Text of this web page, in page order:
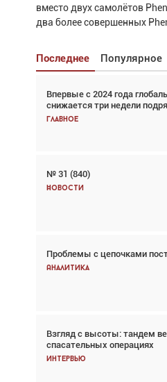
вместо двух самолётов
два более совершенных
Последнее Популярное
Впервые с 2024 года
снижается три недели
Главное
№ 31 (840)
Новости
Проблемы с цепочками
Аналитика
Взгляд с высоты: тандем
спасательных операциях
Интервью
Взгляд с высоты: тандем
спасательных операциях
Главное
Авиационный фотограф
говорит сама за себя... а ИИ
Впервые с 2024 года
снижается три недели подряд
Частный самолёт – это
покупке соответствующим
Интервью